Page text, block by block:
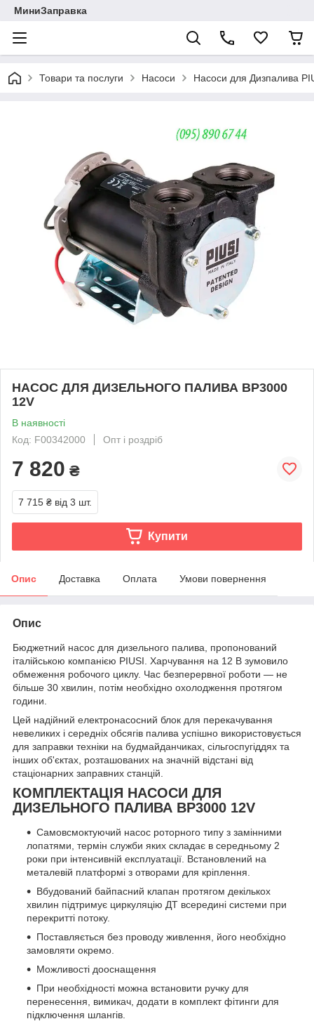
МиниЗаправка
Товари та послуги Насоси Насоси для Дизпалива
НАСОС ДЛЯ ДИЗЕЛЬНОГО ПАЛИВА BP3000
12V
В наявності
Код: F00342000
Опт і роздріб
7 820 ₴
7 715 ₴ від 3 шт.
Купити
Опис Доставка Оплата Умови повернення
Опис
Бюджетний насос для дизельного палива, пропонований
італійською компанією PIUSI. Харчування на 12 В зумовило
обмеження робочого циклу. Час безперервної роботи — не
більше 30 хвилин, потім необхідно охолодження протягом
години.
Цей надійний електронасосний блок для перекачування
невеликих і середніх обсягів палива успішно використовується
для заправки техніки на будмайданчиках, сільгоспугіддях та
інших об'єктах, розташованих на значній відстані від
стаціонарних заправних станцій.
КОМПЛЕКТАЦІЯ НАСОСИ ДЛЯ
ДИЗЕЛЬНОГО ПАЛИВА BP3000 12V
Самовсмоктуючий насос роторного типу з замінними
лопатями, термін служби яких складає в середньому 2
роки при інтенсивній експлуатації. Встановлений на
металевій платформі з отворами для кріплення.
Вбудований байпасний клапан протягом декількох
хвилин підтримує циркуляцію ДТ всередині системи при
перекритті потоку.
Поставляється без проводу живлення, його необхідно
замовляти окремо.
Можливості дооснащення
При необхідності можна встановити ручку для
перенесення, вимикач, додати в комплект фітинги для
підключення шлангів.